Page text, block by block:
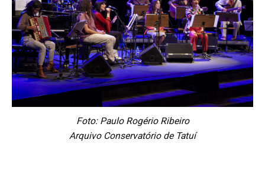
Foto: Paulo Rogério Ribeiro
Arquivo Conservatório de Tatuí